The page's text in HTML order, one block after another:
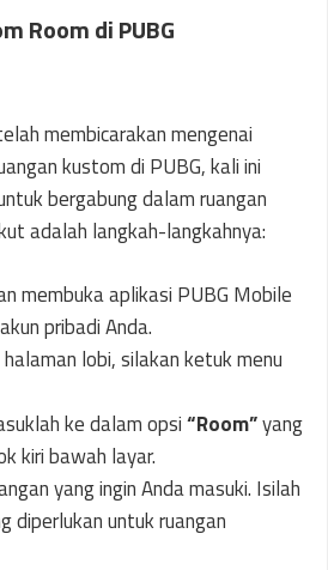
Room di PUBG
membicarakan mengenai
kustom di PUBG, kali ini
bergabung dalam ruangan
adalah langkah-langkahnya:
membuka aplikasi PUBG Mobile
pribadi Anda.
lobi, silakan ketuk menu
ke dalam opsi“Room”yang
kiri bawah layar.
yang ingin Anda masuki. Isilah
diperlukan untuk ruangan